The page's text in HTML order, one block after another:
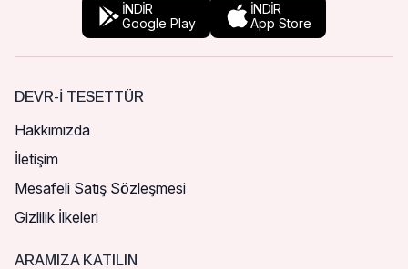
İNDİR
Google Play
İNDİR
App Store
DEVR-I TESETTÜR
Hakkımızda
İletişim
Mesafeli Satış Sözleşmesi
Gizlilik İlkeleri
ARAMIZA KATILIN